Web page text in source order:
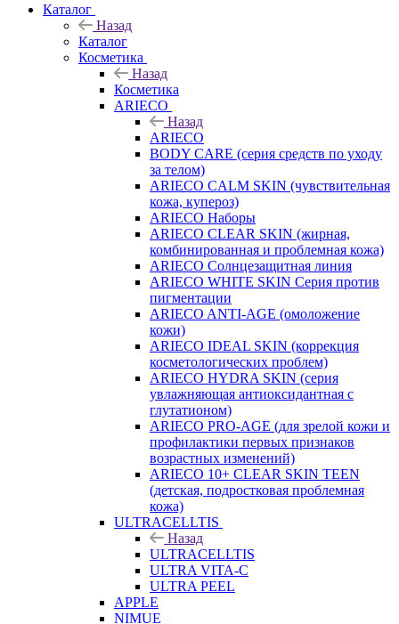
Каталог
Назад
Каталог
Косметика
Назад
Косметика
ARIECO
Назад
ARIECO
BODY CARE (серия средств по уходу
за телом)
ARIECO CALM SKIN (чувствительная
кожа, купероз)
ARIECO Наборы
ARIECO CLEAR SKIN (жирная,
комбинированная и проблемная кожа)
ARIECO Солнцезащитная линия
ARIECO WHITE SKIN Серия против
пигментации
ARIECO ANTI-AGE (омоложение
кожи)
ARIECO IDEAL SKIN (коррекция
косметологических проблем)
ARIECO HYDRA SKIN (серия
увлажняющая антиоксидантная с
глутатионом)
ARIECO PRO-AGE (для зрелой кожи и
профилактики первых признаков
возрастных изменений)
ARIECO 10+ CLEAR SKIN TEEN
(детская, подростковая проблемная
кожа)
ULTRACELLTIS
Назад
ULTRACELLTIS
ULTRA VITA-C
ULTRA PEEL
APPLE
NIMUE